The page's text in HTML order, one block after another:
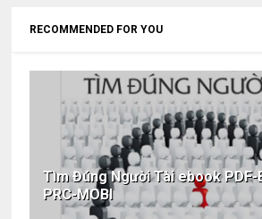
RECOMMENDED FOR YOU
Tìm Đúng Người Tài ebook PDF-
PRC-MOBI